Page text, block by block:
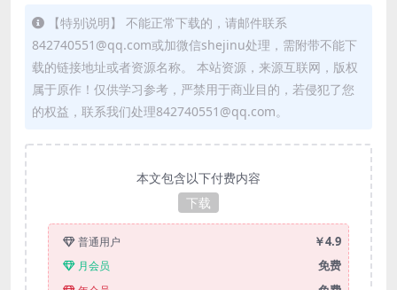
【特别说明】 不能正常下载的，请邮件联系
842740551@qq.com或加微信shejinu处理，需附带不能下
载的链接地址或者资源名称。 本站资源，来源互联网，版权
属于原作！仅供学习参考，严禁用于商业目的，若侵犯了您
的权益，联系我们处理842740551@qq.com。
本文包含以下付费内容
下载
普通用户 ￥4.9
月会员 免费